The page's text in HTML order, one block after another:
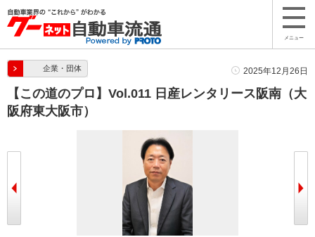
メニュー
企業・団体 2025年12月26日
【この道のプロ】Vol.011 日産レンタリース阪南（大
阪府東大阪市）